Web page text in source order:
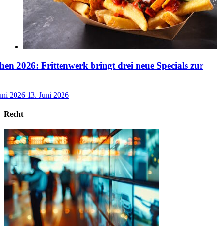
2026: Frittenwerk bringt drei neue Specials zur
2026 13. Juni 2026
Recht